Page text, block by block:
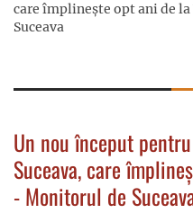
care împlinește opt ani de
Suceava
Un nou început
Suceava, care
- Monitorul de